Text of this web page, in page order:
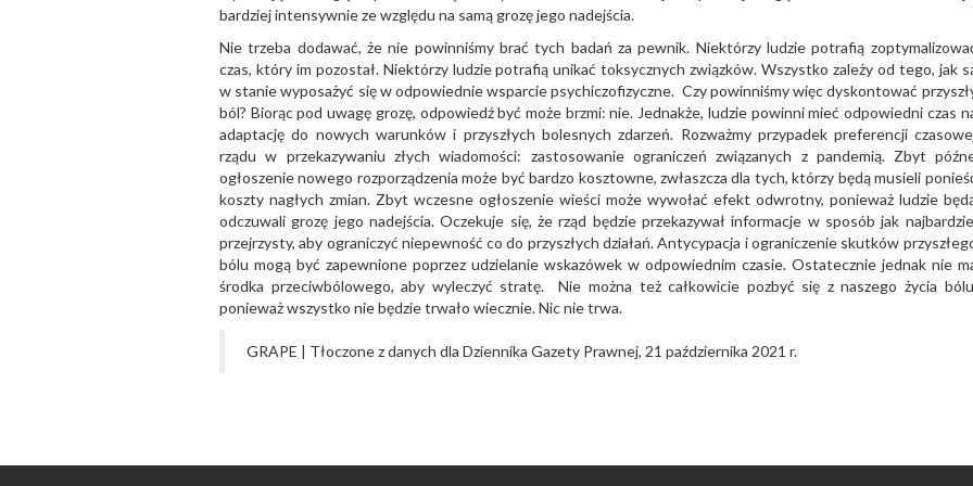
bardziej intensywnie ze względu na samą grozę jego nadejścia.
Nie trzeba dodawać, że nie powinniśmy brać tych badań za pewnik. Niektórzy ludzie potrafią
czas, który im pozostał. Niektórzy ludzie potrafią unikać toksycznych związków. Wszystko zależy od tego, jak
w stanie wyposażyć się w odpowiednie wsparcie psychiczofizyczne. Czy powinniśmy więc dyskontować
ból? Biorąc pod uwagę grozę, odpowiedź być może brzmi: nie. Jednakże, ludzie powinni mieć odpowiedni czas
adaptację do nowych warunków i przyszłych bolesnych zdarzeń. Rozważmy przypadek preferencji
rządu w przekazywaniu złych wiadomości: zastosowanie ograniczeń związanych z pandemią. Zbyt
ogłoszenie nowego rozporządzenia może być bardzo kosztowne, zwłaszcza dla tych, którzy będą musieli
koszty nagłych zmian. Zbyt wczesne ogłoszenie wieści może wywołać efekt odwrotny, ponieważ ludzie
odczuwali grozę jego nadejścia. Oczekuje się, że rząd będzie przekazywał informacje w sposób jak
przejrzysty, aby ograniczyć niepewność co do przyszłych działań. Antycypacja i ograniczenie skutków
bólu mogą być zapewnione poprzez udzielanie wskazówek w odpowiednim czasie. Ostatecznie jednak nie
środka przeciwbólowego, aby wyleczyć stratę. Nie można też całkowicie pozbyć się z naszego życia
ponieważ wszystko nie będzie trwało wiecznie. Nic nie trwa.
GRAPE | Tłoczone z danych dla Dziennika Gazety Prawnej, 21 października 2021 r.